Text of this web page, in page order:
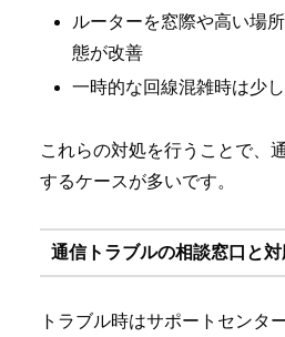
ルーターを窓際や高い場
態が改善
一時的な回線混雑時は少
これらの対処を行うことで、
するケースが多いです。
通信トラブルの相談窓口と
トラブル時はサポートセンタ